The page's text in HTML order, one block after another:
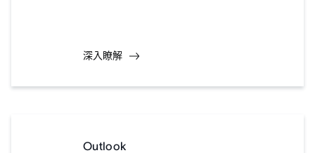
深入瞭解
Outlook